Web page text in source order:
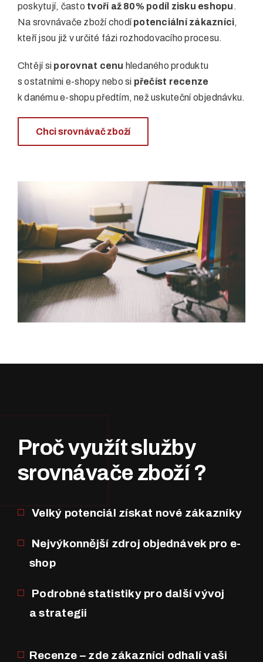
poskytují, často tvoří až 80% podíl zisku eshopu .
Na srovnávače zboží chodípotenciální zákazníci,
kteří jsou již v určité fázi rozhodovacího procesu.
Chtějí si porovnat cenu hledaného produktu
s ostatními e-shopy nebo si přečíst recenze
k danému e-shopu předtím, než uskuteční objednávku.
Chci srovnávač zboží
Proč využít služby
srovnávače zboží ?
Velký potenciál získat nové zákazníky
Nejvýkonnější zdroj objednávek pro e-
shop
Podrobné statistiky pro další vývoj
a strategii
Recenze – zde zákazníci odhalí vaši